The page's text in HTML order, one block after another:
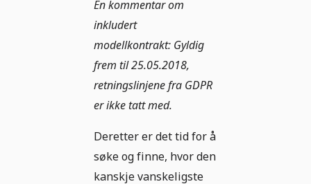
En kommentar om
inkludert
modellkontrakt: Gyldig
frem til 25.05.2018,
retningslinjene fra GDPR
er ikke tatt med.
Deretter er det tid for å
søke og finne, hvor den
kanskje vanskeligste